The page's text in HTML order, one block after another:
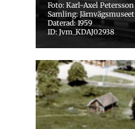
Foto: Karl-Axel Petersson
Samling: Järnvägsmuseet
Daterad: 1959
ID: Jvm_KDAJ02938